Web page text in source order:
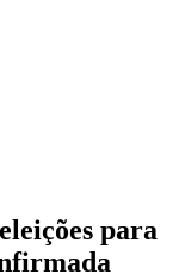
para